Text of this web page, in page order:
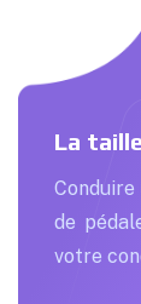
La
Conduire
de
votre